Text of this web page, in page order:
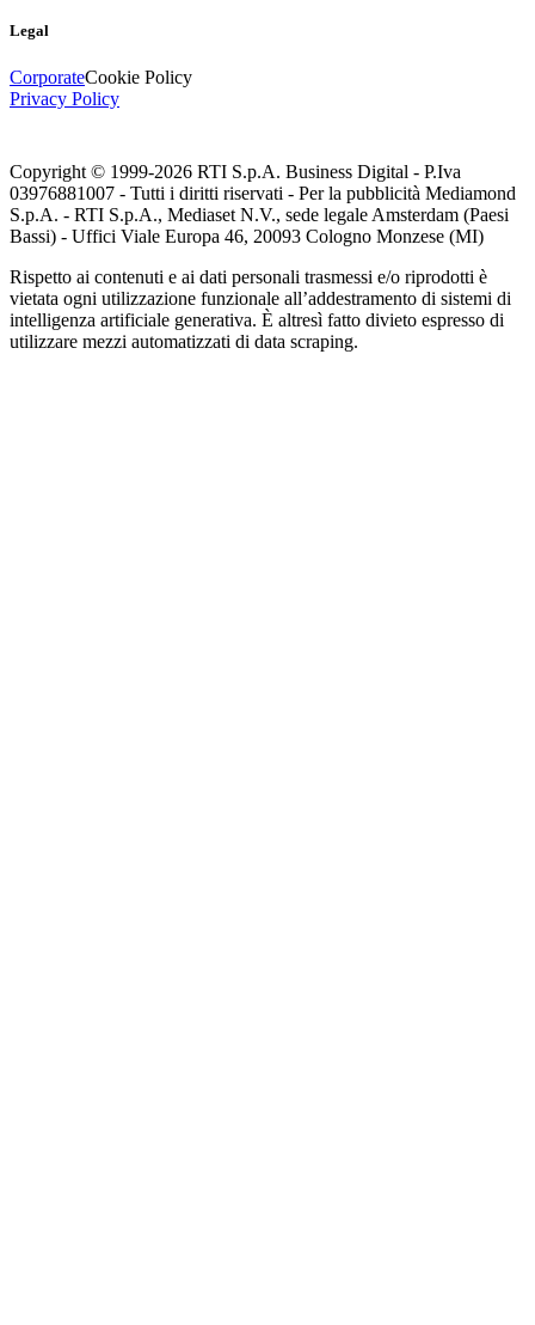
Legal
CorporateCookie Policy
Privacy Policy
Copyright © 1999-2026 RTI S.p.A. Business Digital - P.Iva
03976881007 - Tutti i diritti riservati - Per la pubblicità Mediamond
S.p.A. - RTI S.p.A., Mediaset N.V., sede legale Amsterdam (Paesi
Bassi) - Uffici Viale Europa 46, 20093 Cologno Monzese (MI)
Rispetto ai contenuti e ai dati personali trasmessi e/o riprodotti è
vietata ogni utilizzazione funzionale all’addestramento di sistemi di
intelligenza artificiale generativa. È altresì fatto divieto espresso di
utilizzare mezzi automatizzati di data scraping.